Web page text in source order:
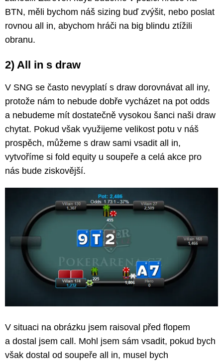
BTN, měli bychom náš sizing buď zvýšit, nebo poslat
rovnou all in, abychom hráči na big blindu ztížili
obranu.
2) All in s draw
V SNG se často nevyplatí s draw dorovnávat all iny,
protože nám to nebude dobře vycházet na pot odds
a nebudeme mít dostatečně vysokou šanci naši draw
chytat. Pokud však využijeme velikost potu v náš
prospěch, můžeme s draw sami vsadit all in,
vytvoříme si fold equity u soupeře a celá akce pro
nás bude ziskovější.
V situaci na obrázku jsem raisoval před flopem
a dostal jsem call. Mohl jsem sám vsadit, pokud bych
však dostal od soupeře all in, musel bych